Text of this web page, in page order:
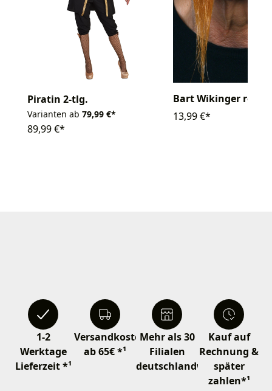
Piratin 2-tlg.
Varianten ab 79,99 €*
89,99 €*
Bart Wikinger rot/
13,99 €*
1-2
Werktage
Lieferzeit *¹
Versandkostenfrei
ab 65€ *¹
Mehr als 30
Filialen
deutschlandweit
Kauf auf
Rechnung &
später
zahlen*¹